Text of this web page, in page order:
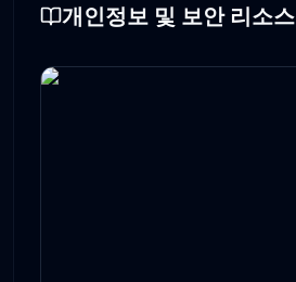
개인정보 및 보안 리소스